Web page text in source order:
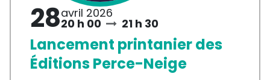
28avril 2026
20 h 00 21 h 30
Lancement printanier des
Éditions Perce-Neige